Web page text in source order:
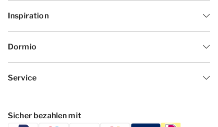
Inspiration
Dormio
Service
Sicher bezahlen mit